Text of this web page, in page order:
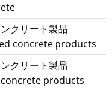
クリート製品
concrete products
クリート製品
products